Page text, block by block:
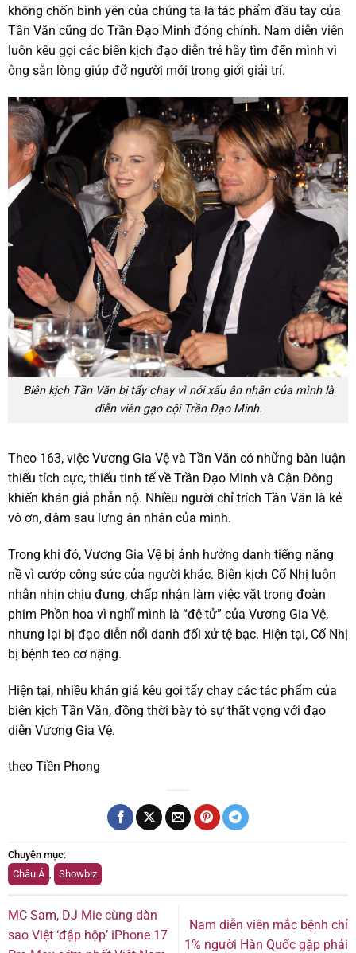
không chốn bình yên của chúng ta là tác phẩm đầu tay của
Tần Văn cũng do Trần Đạo Minh đóng chính. Nam diễn viên
luôn kêu gọi các biên kịch đạo diễn trẻ hãy tìm đến mình vì
ông sẵn lòng giúp đỡ người mới trong giới giải trí.
Biên kịch Tần Văn bị tẩy chay vì nói xấu ân nhân của mình là
diễn viên gạo cội Trần Đạo Minh.
Theo 163, việc Vương Gia Vệ và Tần Văn có những bàn luận
thiếu tích cực, thiếu tinh tế về Trần Đạo Minh và Cận Đông
khiến khán giả phẫn nộ. Nhiều người chỉ trích Tần Văn là kẻ
vô ơn, đâm sau lưng ân nhân của mình.
Trong khi đó, Vương Gia Vệ bị ảnh hưởng danh tiếng nặng
nề vì cướp công sức của người khác. Biên kịch Cố Nhị luôn
nhẫn nhịn chịu đựng, chấp nhận làm việc vặt trong đoàn
phim Phồn hoa vì nghĩ mình là “đệ tử” của Vương Gia Vệ,
nhưng lại bị đạo diễn nổi danh đối xử tệ bạc. Hiện tại, Cố Nhị
bị bệnh teo cơ nặng.
Hiện tại, nhiều khán giả kêu gọi tẩy chay các tác phẩm của
biên kịch Tần Văn, đồng thời bày tỏ sự thất vọng với đạo
diễn Vương Gia Vệ.
theo Tiền Phong
Chuyên mục:
Châu Á , Showbiz
MC Sam, DJ Mie cùng dàn
sao Việt ‘đập hộp’ iPhone 17
Nam diễn viên mắc bệnh chỉ
1% người Hàn Quốc gặp phải